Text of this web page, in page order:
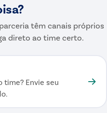
têm canais próprios
direto ao time certo.
time? Envie seu